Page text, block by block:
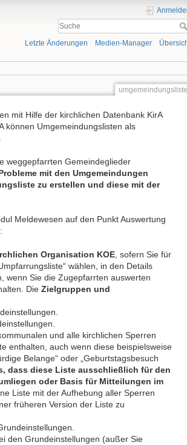
Letzte Änderungen Medien-Manager
umgemeindungsliste
mit Hilfe der kirchlichen Datenbank KirA
können Umgemeindungslisten als
weggepfarrten Gemeindeglieder
mit den Umgemeindungen
zu erstellen und diese mit der
Meldewesen auf den Punkt Auswertung
Organisation KOE , sofern Sie für
wählen, in den Details
wenn Sie die Zugepfarrten auswerten
Die Zielgruppen und
und alle kirchlichen Sperren
enthalten, auch wenn diese beispielsweise
Belange“ oder „Geburtstagsbesuch
dass diese Liste ausschließlich für den
oder Basis für Mitteilungen im
Liste mit der Aufhebung aller Sperren
früheren Version der Liste zu
den Grundeinstellungen (außer Sie